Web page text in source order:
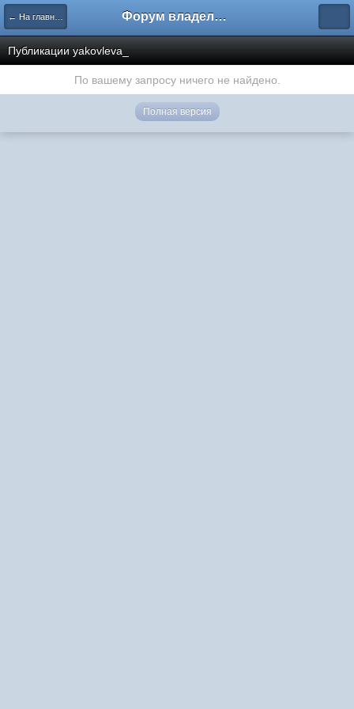
← На главную Форум владельцев интернет-магазинов
Публикации yakovleva_
По вашему запросу ничего не найдено.
Полная версия